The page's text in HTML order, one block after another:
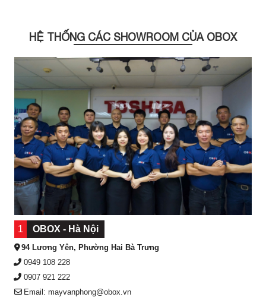
HỆ THỐNG CÁC SHOWROOM CỦA OBOX
1 OBOX - Hà Nội
94 Lương Yên, Phường Hai Bà Trưng
0949 108 228
0907 921 222
Email: mayvanphong@obox.vn